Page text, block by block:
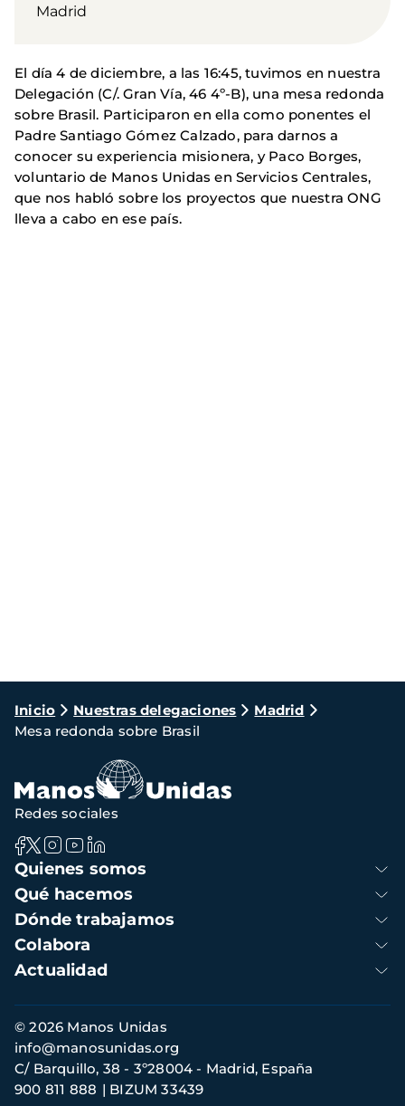
Madrid
El día 4 de diciembre, a las 16:45, tuvimos en nuestra
Delegación (C/. Gran Vía, 46 4º-B), una mesa redonda
sobre Brasil. Participaron en ella como ponentes el
Padre Santiago Gómez Calzado, para darnos a
conocer su experiencia misionera, y Paco Borges,
voluntario de Manos Unidas en Servicios Centrales,
que nos habló sobre los proyectos que nuestra ONG
lleva a cabo en ese país.
Ruta
de
navegación
Inicio Nuestras delegaciones
Madrid
Mesa redonda sobre Brasil
Navegación
principal
Quienes somos
Qué hacemos
Dónde trabajamos
Colabora
Actualidad
Redes sociales
Información
de
contacto
© 2026 Manos Unidas
C/ Barquillo, 38 - 3º28004 - Madrid, España
900 811 888
BIZUM 33439
info@manosunidas.org